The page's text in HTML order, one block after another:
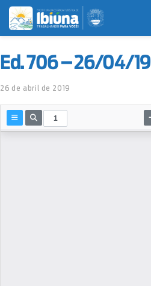
Ed. 706 – 26/04/19
26 de abril de 2019